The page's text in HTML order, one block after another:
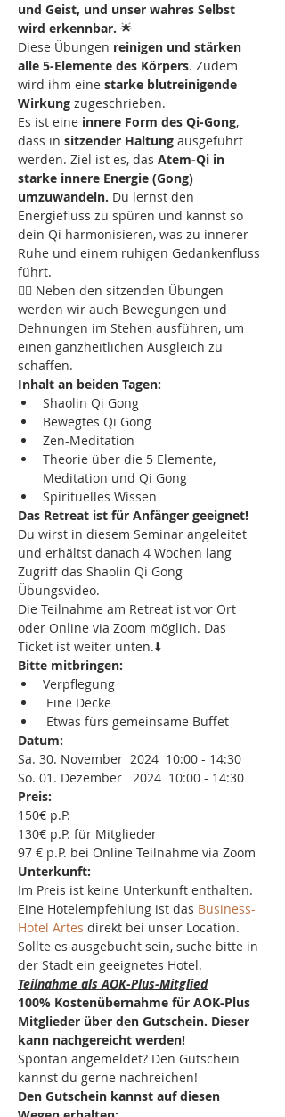
und Geist, und unser wahres Selbst
wird erkennbar. 🌟
Diese Übungen reinigen und stärken
alle 5-Elemente des Körpers. Zudem
wird ihm eine starke blutreinigende
Wirkung zugeschrieben.
Es ist eine innere Form des Qi-Gong,
dass in sitzender Haltung ausgeführt
werden. Ziel ist es, das Atem-Qi in
starke innere Energie (Gong)
umzuwandeln. Du lernst den
Energiefluss zu spüren und kannst so
dein Qi harmonisieren, was zu innerer
Ruhe und einem ruhigen Gedankenfluss
führt.
🧘‍♀️ Neben den sitzenden Übungen
werden wir auch Bewegungen und
Dehnungen im Stehen ausführen, um
einen ganzheitlichen Ausgleich zu
schaffen.
Inhalt an beiden Tagen:
Shaolin Qi Gong
Bewegtes Qi Gong
Zen-Meditation
Theorie über die 5 Elemente,
Meditation und Qi Gong
Spirituelles Wissen
Das Retreat ist für Anfänger geeignet!
Du wirst in diesem Seminar angeleitet
und erhältst danach 4 Wochen lang
Zugriff das Shaolin Qi Gong
Übungsvideo.
Die Teilnahme am Retreat ist vor Ort
oder Online via Zoom möglich. Das
Ticket ist weiter unten.⬇️
Bitte mitbringen:
Verpflegung
Eine Decke
Etwas fürs gemeinsame Buffet
Datum:
Sa. 30. November  2024  10:00 - 14:30
So. 01. Dezember   2024  10:00 - 14:30
Preis:
150€ p.P.
130€ p.P. für Mitglieder
97 € p.P. bei Online Teilnahme via Zoom
Unterkunft:
Im Preis ist keine Unterkunft enthalten.
Eine Hotelempfehlung ist das Business-
Hotel Artes direkt bei unser Location.
Sollte es ausgebucht sein, suche bitte in
der Stadt ein geeignetes Hotel.
Teilnahme als AOK-Plus-Mitglied
100% Kostenübernahme für AOK-Plus
Mitglieder über den Gutschein. Dieser
kann nachgereicht werden!
Spontan angemeldet? Den Gutschein
kannst du gerne nachreichen!
Den Gutschein kannst auf diesen